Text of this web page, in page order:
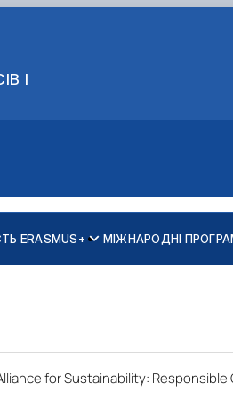
І
ERASMUS+ МІЖНАРОДНІ
for Sustainability: